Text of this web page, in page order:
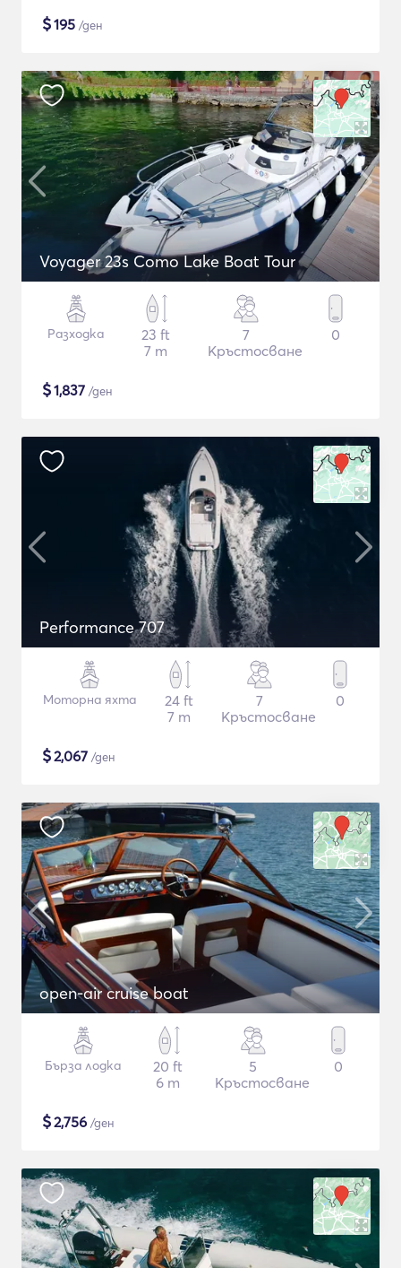
$195 /ден
Voyager 23s Como Lake Boat Tour
Разходка
23 ft
7 m
7
Кръстосване
0
$1,837 /ден
Performance 707
Моторна яхта
24 ft
7 m
7
Кръстосване
0
$2,067 /ден
open-air cruise boat
Бърза лодка
20 ft
6 m
5
Кръстосване
0
$2,756 /ден